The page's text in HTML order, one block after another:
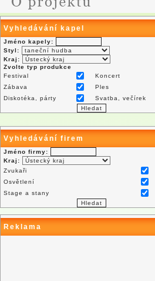
Vyhledávání kapel
Jméno kapely:
Styl:
Kraj:
Zvolte typ produkce
Festival
Koncert
Zábava
Ples
Diskotéka, párty
Svatba, večírek
Vyhledávání firem
Jméno firmy:
Kraj:
Zvukaři
Osvětlení
Stage a stany
Reklama